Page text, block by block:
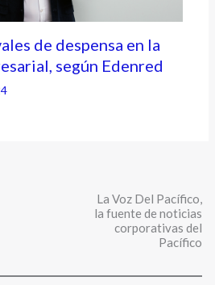
de despensa en la
según Edenred
La Voz Del Pacífico,
la fuente de noticias
corporativas del
Pacífico